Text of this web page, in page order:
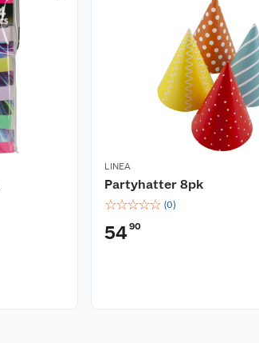
LINEA
Partyhatter 8pk
☆☆☆☆☆ (0)
5490